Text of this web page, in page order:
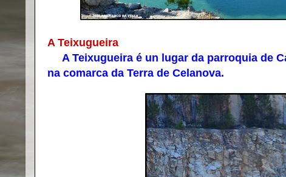
A Teixugueira
A Teixugueira é un lugar da parroquia de
na comarca da Terra de Celanova.